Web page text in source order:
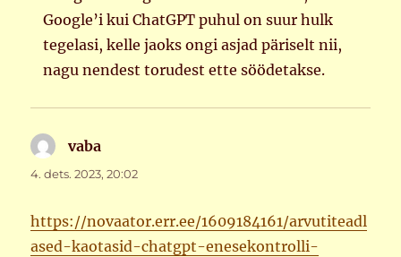
Google’i kui ChatGPT puhul on suur hulk
tegelasi, kelle jaoks ongi asjad päriselt nii,
nagu nendest torudest ette söödetakse.
vaba
4. dets. 2023, 20:02
https://novaator.err.ee/1609184161/arvutiteadl
ased-kaotasid-chatgpt-enesekontrolli-